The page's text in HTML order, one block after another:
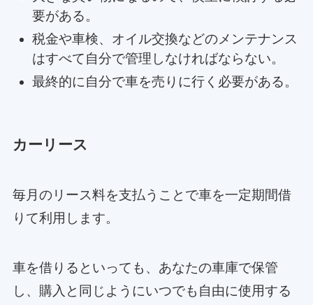
要がある。
税金や車検、オイル交換などのメンテナンス
はすべて自分で管理しなければならない。
最終的に自分で車を売りに行く必要がある。
カーリース
毎月のリース料を支払うことで車を一定期間借
りて利用します。
車を借りるといっても、あなたの車庫で保管
し、購入と同じようにいつでも自由に使用する